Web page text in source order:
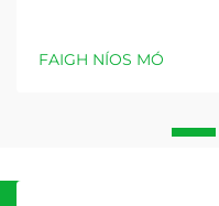
FAIGH NÍOS MÓ